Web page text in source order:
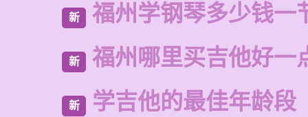
新 福州学钢琴多少钱一
新 福州哪里买吉他好一
新 学吉他的最佳年龄段